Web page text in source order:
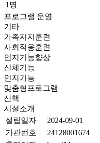
1명
프로그램 운영
기타
가족지지훈련
사회적응훈련
인지기능향상
신체기능
인지기능
맞춤형프로그램
산책
시설소개
설립일자
2024-09-01
기관번호
24128001674